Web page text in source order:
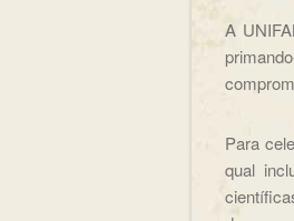
A
Para
qual